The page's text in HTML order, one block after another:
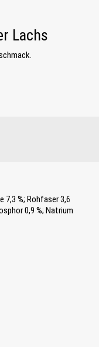
Lachs
7,3 %; Rohfaser 3,6
0,9 %; Natrium